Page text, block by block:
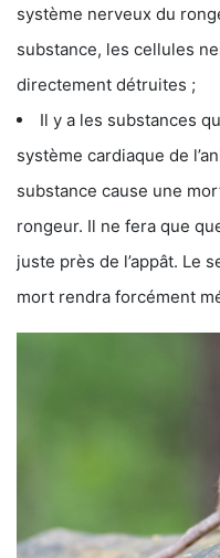
système nerveux du
substance, les cellules
directement détruites ;
Il y a les substances
système cardiaque de
substance cause une
rongeur. Il ne fera que
juste près de l’appât. Le
mort rendra forcément